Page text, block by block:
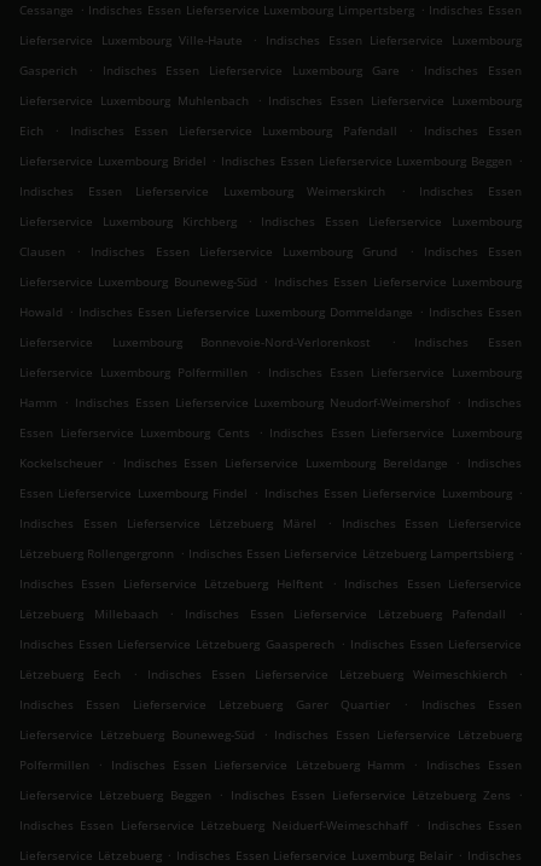
Cessange . Indisches Essen Lieferservice Luxembourg Limpertsberg . Indisches Essen
Lieferservice Luxembourg Ville-Haute
.
Indisches Essen Lieferservice Luxembourg
Gasperich
. Indisches Essen Lieferservice Luxembourg Gare .
Indisches Essen
Lieferservice Luxembourg Muhlenbach
. Indisches Essen Lieferservice Luxembourg
Eich
. Indisches Essen Lieferservice Luxembourg Pafendall .
Indisches Essen
Lieferservice Luxembourg Bridel . Indisches Essen Lieferservice Luxembourg Beggen .
Indisches Essen Lieferservice Luxembourg Weimerskirch
.
Indisches Essen
Lieferservice Luxembourg Kirchberg
.
Indisches Essen Lieferservice Luxembourg
Clausen
. Indisches Essen Lieferservice Luxembourg Grund .
Indisches Essen
Lieferservice Luxembourg Bouneweg-Süd . Indisches Essen Lieferservice Luxembourg
Howald . Indisches Essen Lieferservice Luxembourg Dommeldange . Indisches Essen
Lieferservice Luxembourg Bonnevoie-Nord-Verlorenkost
.
Indisches Essen
Lieferservice Luxembourg Polfermillen
. Indisches Essen Lieferservice Luxembourg
Hamm
. Indisches Essen Lieferservice Luxembourg Neudorf-Weimershof . Indisches
Essen Lieferservice Luxembourg Cents
. Indisches Essen Lieferservice Luxembourg
Kockelscheuer
. Indisches Essen Lieferservice Luxembourg Bereldange . Indisches
Essen Lieferservice Luxembourg Findel . Indisches Essen Lieferservice Luxembourg .
Indisches Essen Lieferservice Lëtzebuerg Märel
.
Indisches Essen Lieferservice
Lëtzebuerg Rollengergronn . Indisches Essen Lieferservice Lëtzebuerg Lampertsbierg .
Indisches Essen Lieferservice Lëtzebuerg Helftent
. Indisches Essen Lieferservice
Lëtzebuerg Millebaach
. Indisches Essen Lieferservice Lëtzebuerg Pafendall
.
Indisches Essen Lieferservice Lëtzebuerg Gaasperech . Indisches Essen Lieferservice
Lëtzebuerg Eech
. Indisches Essen Lieferservice Lëtzebuerg Weimeschkierch
.
Indisches Essen Lieferservice Lëtzebuerg Garer Quartier
.
Indisches Essen
Lieferservice Lëtzebuerg Bouneweg-Süd
. Indisches Essen Lieferservice Lëtzebuerg
Polfermillen
. Indisches Essen Lieferservice Lëtzebuerg Hamm .
Indisches Essen
Lieferservice Lëtzebuerg Beggen
. Indisches Essen Lieferservice Lëtzebuerg Zens
.
Indisches Essen Lieferservice Lëtzebuerg Neiduerf-Weimeschhaff . Indisches Essen
Lieferservice Lëtzebuerg . Indisches Essen Lieferservice Luxemburg Belair . Indisches